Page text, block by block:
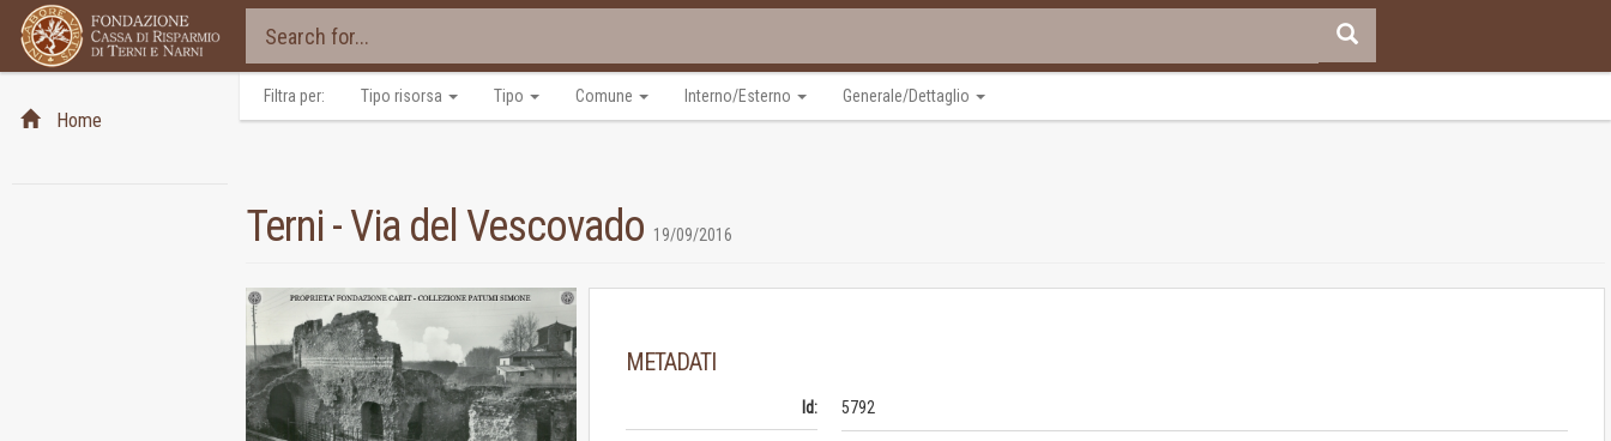
Home
Filtra per: Tipo risorsa Tipo Comune Interno/Esterno Generale/Dettaglio
Terni - Via del Vescovado 19/09/2016
METADATI
Id: 5792